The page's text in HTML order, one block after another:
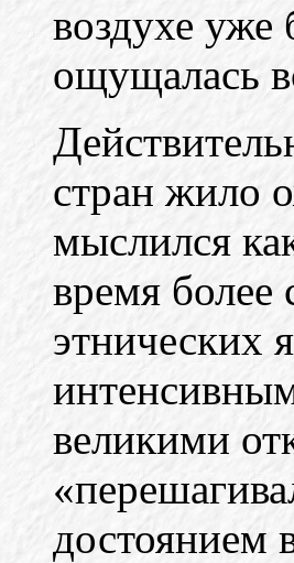
воздухе уже
ощущалась
стран жило
мыслился
время
этнических
великими
достоянием